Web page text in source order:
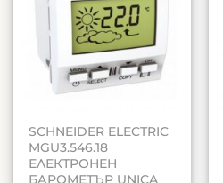
SCHNEIDER ELECTRIC
MGU3.546.18
ЕЛЕКТРОНЕН